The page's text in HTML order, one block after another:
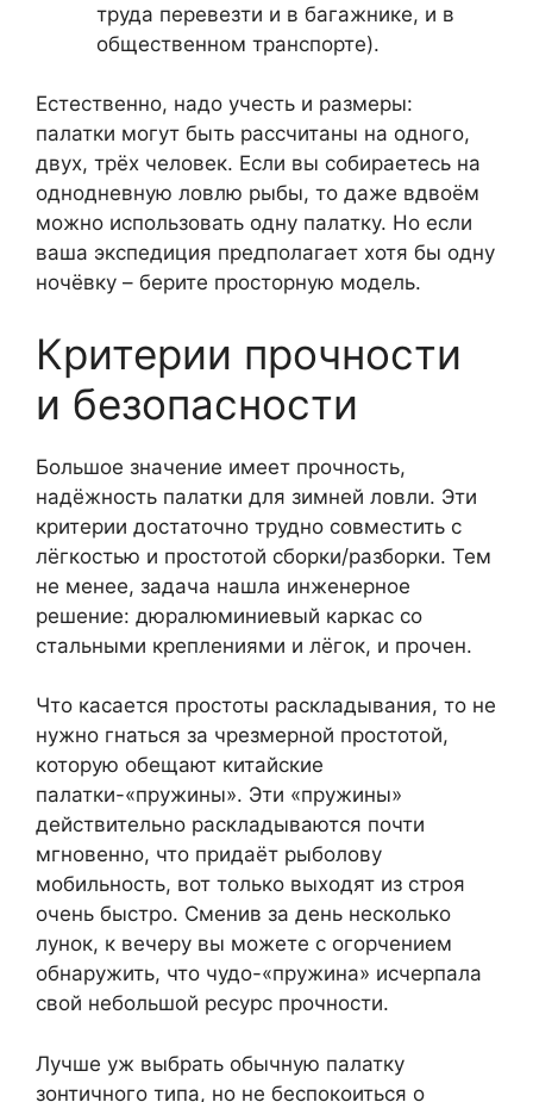
труда перевезти и в багажнике, и в
общественном транспорте).
Естественно, надо учесть и размеры:
палатки могут быть рассчитаны на одного,
двух, трёх человек. Если вы собираетесь на
однодневную ловлю рыбы, то даже вдвоём
можно использовать одну палатку. Но если
ваша экспедиция предполагает хотя бы одну
ночёвку – берите просторную модель.
Критерии прочности
и безопасности
Большое значение имеет прочность,
надёжность палатки для зимней ловли. Эти
критерии достаточно трудно совместить с
лёгкостью и простотой сборки/разборки. Тем
не менее, задача нашла инженерное
решение: дюралюминиевый каркас со
стальными креплениями и лёгок, и прочен.
Что касается простоты раскладывания, то не
нужно гнаться за чрезмерной простотой,
которую обещают китайские
палатки-«пружины». Эти «пружины»
действительно раскладываются почти
мгновенно, что придаёт рыболову
мобильность, вот только выходят из строя
очень быстро. Сменив за день несколько
лунок, к вечеру вы можете с огорчением
обнаружить, что чудо-«пружина» исчерпала
свой небольшой ресурс прочности.
Лучше уж выбрать обычную палатку
зонтичного типа, но не беспокоиться о